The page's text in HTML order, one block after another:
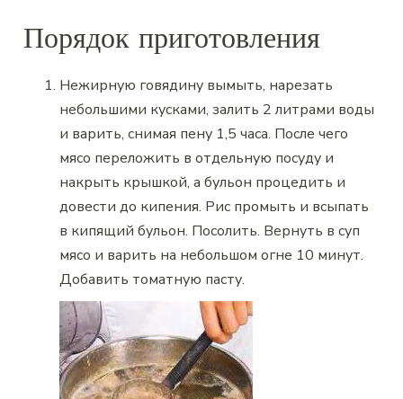
Порядок приготовления
Нежирную говядину вымыть, нарезать
небольшими кусками, залить 2 литрами воды
и варить, снимая пену 1,5 часа. После чего
мясо переложить в отдельную посуду и
накрыть крышкой, а бульон процедить и
довести до кипения. Рис промыть и всыпать
в кипящий бульон. Посолить. Вернуть в суп
мясо и варить на небольшом огне 10 минут.
Добавить томатную пасту.